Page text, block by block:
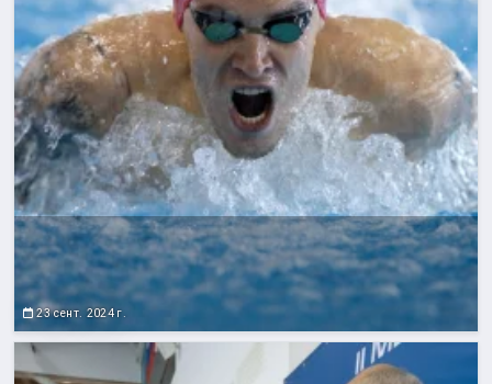
23 сент. 2024 г.